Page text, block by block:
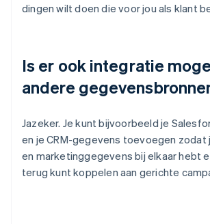
dingen wilt doen die voor jou als klant
Is er ook integratie
andere
Jazeker. Je kunt bijvoorbeeld je
en je CRM-gegevens toevoegen zodat
en marketinggegevens bij elkaar hebt
terug kunt koppelen aan gerichte